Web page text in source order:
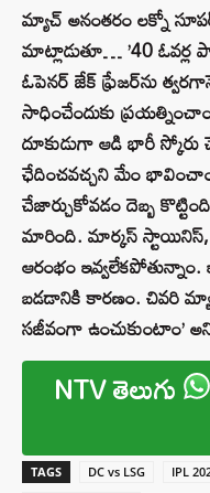
మ్యాచ్ అనంతరం లక్నో
మాట్లాడుతూ… ’40 ఓవర్ల
ఓపెనర్ జేక్ ఫ్రేజర్‌ను
సాధించేందుకు
దూకుడుగా ఆడి భారీ స్కోరు
ఛేదించవచ్చని మేం
చేజార్చుకోవడం దెబ్బ
మారింది. మార్కస్
ఆరంభం
బడడానికి కారణం. చివరి
సజీవంగా ఉంచుకుంటాం’
NTV తెలుగు
TAGS DC vs LSG IPL